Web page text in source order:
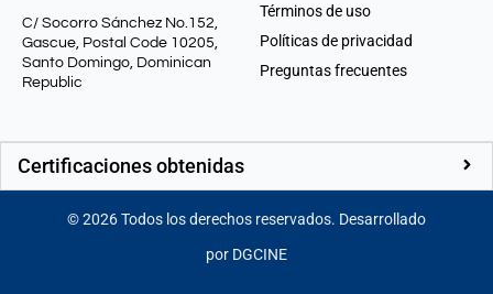
C/ Socorro Sánchez No.152,
Gascue, Postal Code 10205,
Santo Domingo, Dominican
Republic
Términos de uso
Políticas de privacidad
Preguntas frecuentes
Certificaciones obtenidas
©2026Todos los derechos reservados. Desarrollado
por DGCINE